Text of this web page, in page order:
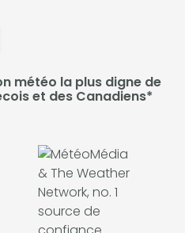
météo la plus digne de
et des Canadiens*